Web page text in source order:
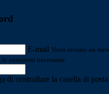
E-mail Verrà inviato un
istruzioni necessarie.
di controllare la casella di